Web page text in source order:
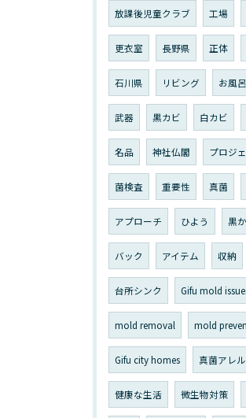
放課後児童クラブ 工場
更衣室 長野県 正体
石川県 リビング お風呂
武器 黒カビ 白カビ
名品 神社仏閣 プロジ
菌検査 重要性 真菌
アプローチ ひよう 黒
バック アイテム 収納
台所シンク Gifu mold
mold removal mold
Gifu city homes 真菌アレ
健康な生活 微生物対策